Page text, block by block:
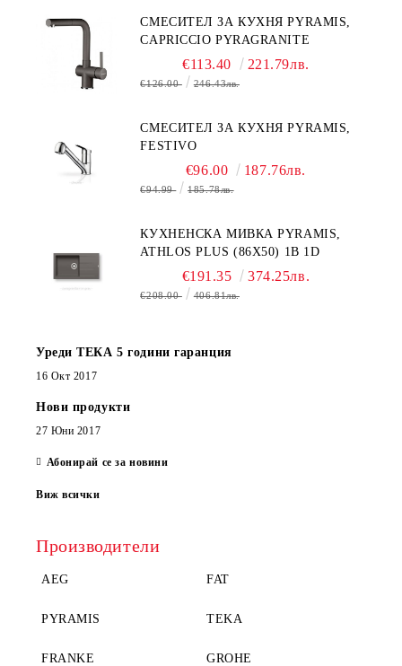
СМЕСИТЕЛ ЗА КУХНЯ PYRAMIS,
CAPRICCIO PYRAGRANITE
€113.40 221.79лв.
€126.00 246.43лв.
СМЕСИТЕЛ ЗА КУХНЯ PYRAMIS,
FESTIVO
€96.00 187.76лв.
€94.99 185.78лв.
КУХНЕНСКА МИВКА PYRAMIS,
ATHLOS PLUS (86X50) 1B 1D
€191.35 374.25лв.
€208.00 406.81лв.
Уреди ТЕКА 5 години гаранция
16 Окт 2017
Нови продукти
27 Юни 2017
Абонирай се за новини
Виж всички
Производители
AEG FAT
PYRAMIS TEKA
FRANKE GROHE